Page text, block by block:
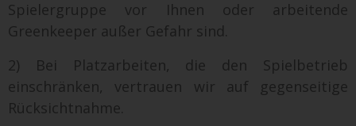
Spielergruppe vor Ihnen oder arbeitende
Greenkeeper außer Gefahr sind.
2) Bei Platzarbeiten, die den Spielbetrieb
einschränken, vertrauen wir auf gegenseitige
Rücksichtnahme.